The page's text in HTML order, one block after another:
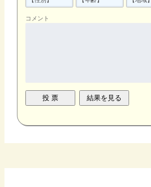
コメント